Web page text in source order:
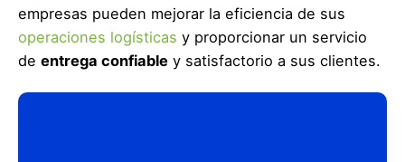
empresas pueden mejorar la eficiencia de sus
operaciones logísticas y proporcionar un servicio
de entrega confiable y satisfactorio a sus clientes.